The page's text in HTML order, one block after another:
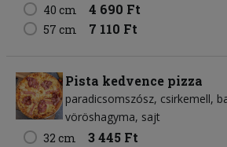
40 cm 4 690 Ft
57 cm 7 110 Ft
Pista kedvence pizza
paradicsomszósz csirkemell
vöröshagyma sajt
32 cm
3 445 Ft